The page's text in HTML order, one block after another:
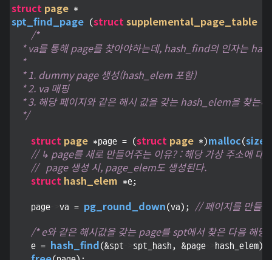
struct page
spt_find_page (structsupplemental_page_table
/*
* va를 통해 page를 찾아야하는데, hash_find의 인자는
    *
    * 1. dummy page 생성(hash_elem 포함)
    * 2. va 매핑
    * 3. 해당 페이지와 같은 해시 값을 갖는 hash_elem을 찾는다.
    */
struct page *page = (struct page *)malloc(
// ↳ page를 새로 만들어주는 이유? : 해당 가상 주소에 대
//   page 생성 시, page_elem도 생성된다.
struct hash_elem *e;
    page
va = pg_round_down(va); // 페이지를 만들
/* e와 같은 해시값을 갖는 page를 spt에서 찾은 다음 해
    e =
hash_find(&spt spt_hash, &page hash_elem);